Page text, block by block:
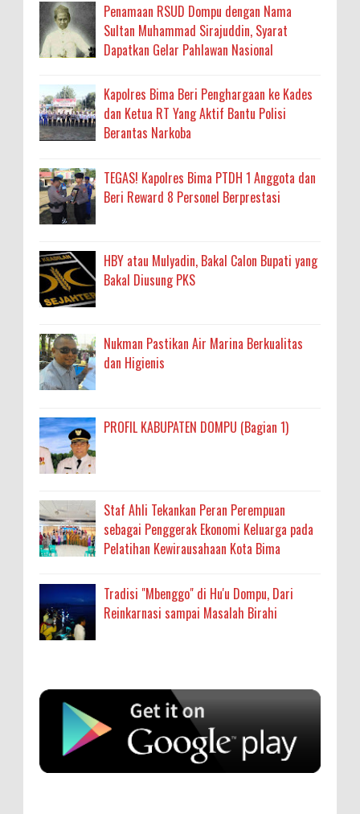
Penamaan RSUD Dompu dengan Nama
Sultan Muhammad Sirajuddin, Syarat
Dapatkan Gelar Pahlawan Nasional
Kapolres Bima Beri Penghargaan ke Kades
dan Ketua RT Yang Aktif Bantu Polisi
Berantas Narkoba
TEGAS! Kapolres Bima PTDH 1 Anggota dan
Beri Reward 8 Personel Berprestasi
HBY atau Mulyadin, Bakal Calon Bupati yang
Bakal Diusung PKS
Nukman Pastikan Air Marina Berkualitas
dan Higienis
PROFIL KABUPATEN DOMPU (Bagian 1)
Staf Ahli Tekankan Peran Perempuan
sebagai Penggerak Ekonomi Keluarga pada
Pelatihan Kewirausahaan Kota Bima
Tradisi "Mbenggo" di Hu'u Dompu, Dari
Reinkarnasi sampai Masalah Birahi
Anonymous
sumbu pdk nh org
SIGAPUAN dan Ikhtiar Kota Bima Menjemput
Korban Kekerasan
Oleh: MardiaturrahmahAdministrasi Kesehatan
Ahli Madya, Dinas Kesehatan... read more